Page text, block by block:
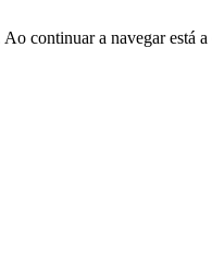
continuar a navegar está